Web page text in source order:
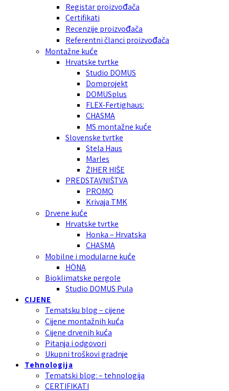
Registar proizvođača
Certifikati
Recenzije proizvođača
Referentni članci proizvođača
Montažne kuće
Hrvatske tvrtke
Studio DOMUS
Domprojekt
DOMUSplus
FLEX-Fertighaus:
CHASMA
MS montažne kuće
Slovenske tvrtke
Stela Haus
Marles
ŽIHER HIŠE
PREDSTAVNIŠTVA
PROMO
Krivaja TMK
Drvene kuće
Hrvatske tvrtke
Honka – Hrvatska
CHASMA
Mobilne i modularne kuće
HÖNA
Bioklimatske pergole
Studio DOMUS Pula
CIJENE
Tematsku blog – cijene
Cijene montažnih kuća
Cijene drvenih kuća
Pitanja i odgovori
Ukupni troškovi gradnje
Tehnologija
Tematski blog: – tehnologija
CERTIFIKATI